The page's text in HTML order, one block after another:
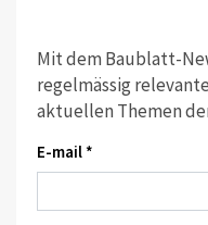
Mit dem Baublatt-
regelmässig
aktuellen Themen
E-mail *